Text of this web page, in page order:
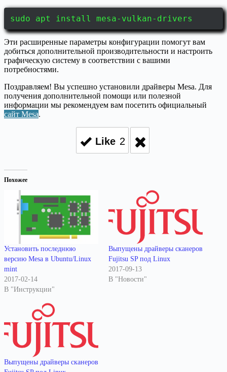
sudo apt install mesa-vulkan-drivers
Эти расширенные параметры конфигурации помогут вам
добиться дополнительной производительности и настроить
графическую систему в соответствии с вашими
потребностями.
Поздравляем! Вы успешно установили драйверы Mesa. Для
получения дополнительной помощи или полезной
информации мы рекомендуем вам посетить официальный
сайт Mesa.
Like 2
Похожее
Установить последнюю
версию Mesa в Ubuntu/Linux
mint
2017-02-14
В "Инструкции"
Выпущены драйверы сканеров
Fujitsu SP под Linux
2017-09-13
В "Новости"
Выпущены драйверы сканеров